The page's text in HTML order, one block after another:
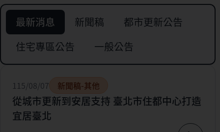
最新消息 新聞稿
都市更新公告
住宅專區公告
一般公告
115/08/07 新聞稿-其他
從城市更新到安居支持 臺北市住都中心打造
宜居臺北